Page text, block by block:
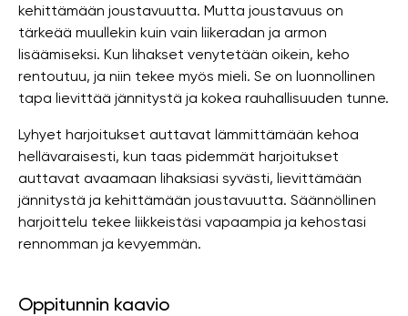
kehittämään joustavuutta. Mutta joustavuus on
tärkeää muullekin kuin vain liikeradan ja armon
lisäämiseksi. Kun lihakset venytetään oikein, keho
rentoutuu, ja niin tekee myös mieli. Se on luonnollinen
tapa lievittää jännitystä ja kokea rauhallisuuden tunne.
Lyhyet harjoitukset auttavat lämmittämään kehoa
hellävaraisesti, kun taas pidemmät harjoitukset
auttavat avaamaan lihaksiasi syvästi, lievittämään
jännitystä ja kehittämään joustavuutta. Säännöllinen
harjoittelu tekee liikkeistäsi vapaampia ja kehostasi
rennomman ja kevyemmän.
Oppitunnin kaavio